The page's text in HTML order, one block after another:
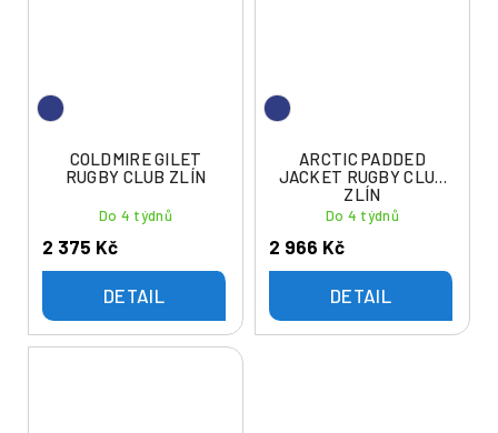
COLDMIRE GILET
RUGBY CLUB ZLÍN
Do 4 týdnů
2 375 Kč
DETAIL
ARCTIC PADDED
JACKET RUGBY CLUB
ZLÍN
Do 4 týdnů
2 966 Kč
DETAIL